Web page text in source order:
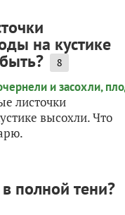
на кустике
8
листочки
высохли. Что
полной тени?